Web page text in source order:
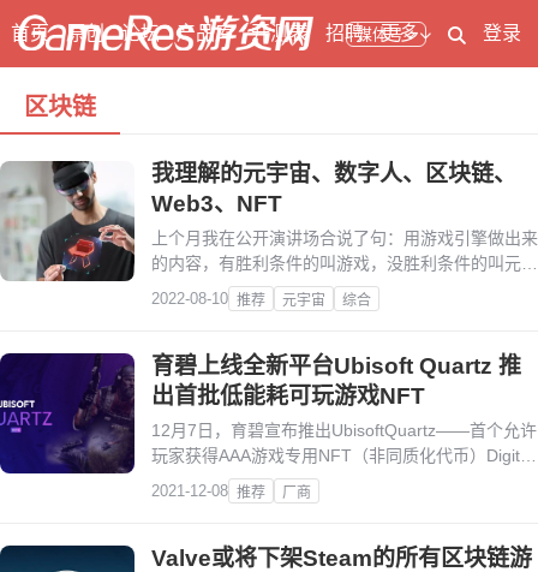
媒体号
首页 原创 论坛 产品库 开测表 招聘 更多 登录
区块链
我理解的元宇宙、数字人、区块链、
Web3、NFT
上个月我在公开演讲场合说了句：用游戏引擎做出来
的内容，有胜利条件的叫游戏，没胜利条件的叫元宇
宙。结果很多朋友跑来问我对元宇宙的看法。
2022-08-10 推荐 元宇宙 综合
育碧上线全新平台Ubisoft Quartz 推
出首批低能耗可玩游戏NFT
12月7日，育碧宣布推出UbisoftQuartz——首个允许
玩家获得AAA游戏专用NFT（非同质化代币）Digit的
平台，并以低能耗的方式运营。
2021-12-08 推荐 厂商
Valve或将下架Steam的所有区块链游